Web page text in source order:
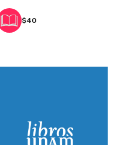
Facultad de Ingeniería
$40